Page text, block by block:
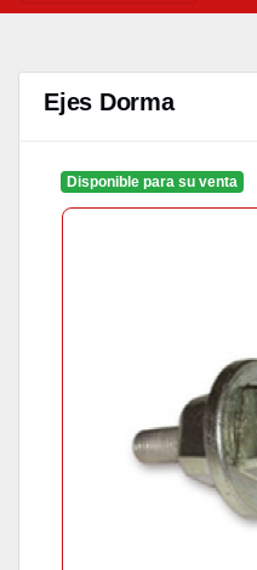
Ejes Dorma
Disponible para su venta